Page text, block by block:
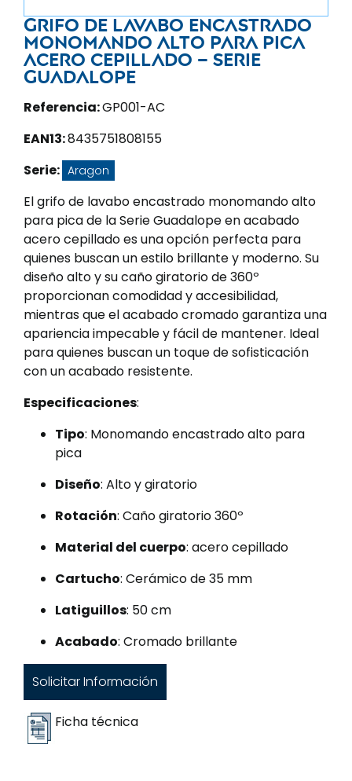
Grifo de lavabo encastrado
monomando alto para pica
acero cepillado – Serie
Guadalope
Referencia:GP001-AC
EAN13:8435751808155
Serie: Aragon
El grifo de lavabo encastrado monomando alto
para pica de la Serie Guadalope en acabado
acero cepillado es una opción perfecta para
quienes buscan un estilo brillante y moderno. Su
diseño alto y su caño giratorio de 360º
proporcionan comodidad y accesibilidad,
mientras que el acabado cromado garantiza una
apariencia impecable y fácil de mantener. Ideal
para quienes buscan un toque de sofisticación
con un acabado resistente.
Especificaciones:
Tipo: Monomando encastrado alto para
pica
Diseño: Alto y giratorio
Rotación: Caño giratorio 360º
Material del cuerpo: acero cepillado
Cartucho: Cerámico de 35 mm
Latiguillos: 50 cm
Acabado: Cromado brillante
Solicitar Información
Ficha técnica